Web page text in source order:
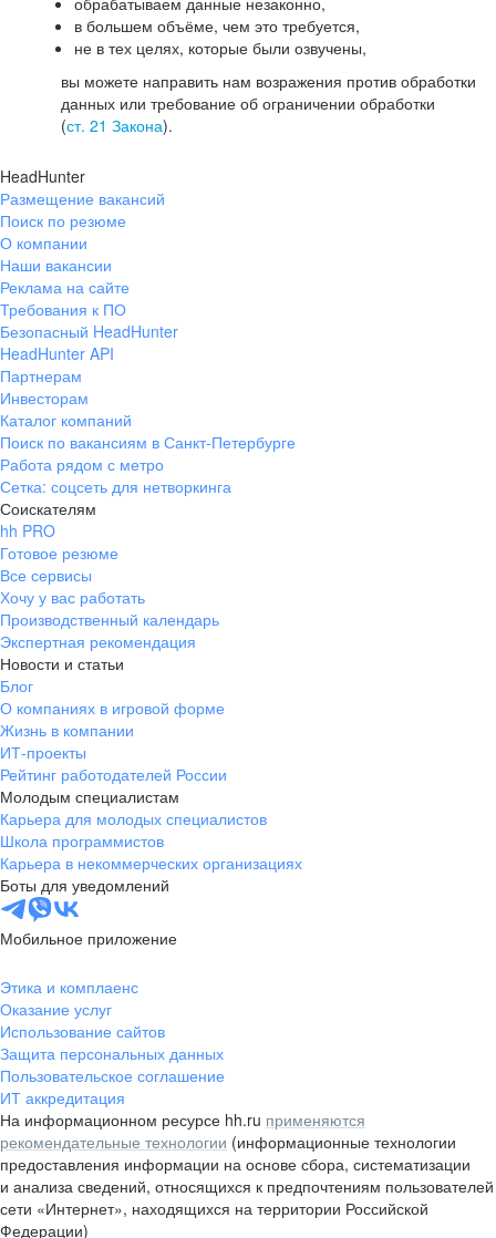
в большем объёме, чем это требуется,
не в тех целях, которые были озвучены,
вы можете направить нам возражения против обработки
данных или требование об ограничении обработки
(ст. 21 Закона).
HeadHunter
Размещение вакансий
Поиск по резюме
О компании
Наши вакансии
Реклама на сайте
Требования к ПО
Безопасный HeadHunter
HeadHunter API
Партнерам
Инвесторам
Каталог компаний
Поиск по вакансиям в Санкт-Петербурге
Работа рядом с метро
Сетка: соцсеть для нетворкинга
Соискателям
hh PRO
Готовое резюме
Все сервисы
Хочу у вас работать
Производственный календарь
Экспертная рекомендация
Новости и статьи
Блог
О компаниях в игровой форме
Жизнь в компании
ИТ-проекты
Рейтинг работодателей России
Молодым специалистам
Карьера для молодых специалистов
Школа программистов
Карьера в некоммерческих организациях
Боты для уведомлений
Мобильное приложение
Этика и комплаенс
Оказание услуг
Использование сайтов
Защита персональных данных
Пользовательское соглашение
ИТ аккредитация
На информационном ресурсе hh.ru применяются
рекомендательные технологии (информационные технологии
предоставления информации на основе сбора, систематизации
и анализа сведений, относящихся к предпочтениям пользователей
сети «Интернет», находящихся на территории Российской
Федерации)